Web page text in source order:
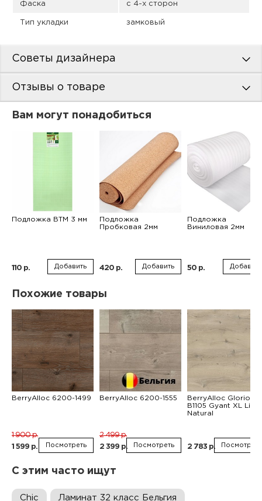
Фаска с 4-х сторон
Тип укладки замковый
Советы дизайнера
Отзывы о товаре
Вам могут понадобиться
Подложка ВТМ 3 мм
110 р. Добавить
Подложка
Пробковая 2мм
420 р. Добавить
Подложка
Виниловая 2мм
50 р. Добавить
Похожие товары
BerryAlloc 6200-1499
1 900 р.
1 599 р.
Посмотреть
BerryAlloc 6200-1555
2 499 р.
2 399 р.
Посмотреть
BerryAlloc Glorious
B1105 Gyant XL Light
Natural
2 783 р. Посмотреть
С этим часто ищут
Chic Ламинат 32 класс Бельгия